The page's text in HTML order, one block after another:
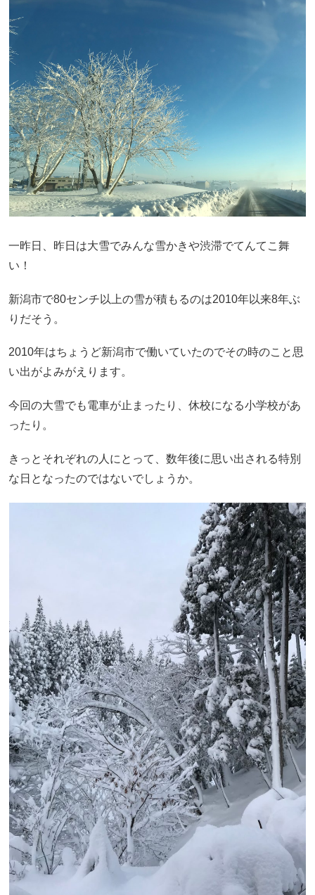
一昨日、昨日は大雪でみんな雪かきや渋滞でてんてこ舞
い！
新潟市で80センチ以上の雪が積もるのは2010年以来8年ぶ
りだそう。
2010年はちょうど新潟市で働いていたのでその時のこと思
い出がよみがえります。
今回の大雪でも電車が止まったり、休校になる小学校があ
ったり。
きっとそれぞれの人にとって、数年後に思い出される特別
な日となったのではないでしょうか。